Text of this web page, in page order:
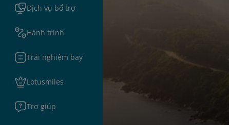
Dịch vụ bổ trợ
Hành trình
Trải nghiệm bay
Lotusmiles
Trợ giúp